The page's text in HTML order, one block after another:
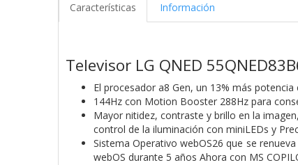
Características Información
Televisor LG QNED
El procesador a8 Gen, un 13% más
144Hz con Motion Booster 288Hz para
Mayor nitidez, contraste y brillo en la
control de la iluminación con miniLEDs y
Sistema Operativo webOS26 que se
webOS durante 5 años Ahora con MS